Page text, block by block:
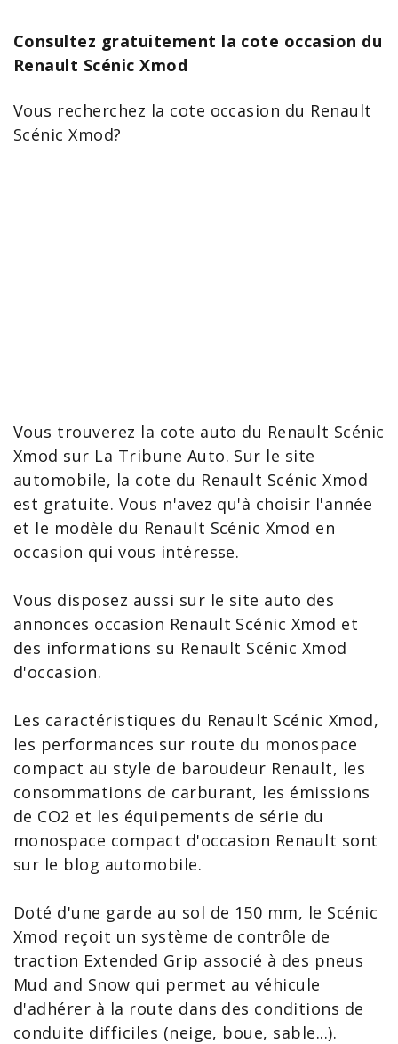
Consultez gratuitement la cote occasion du
Renault Scénic Xmod
Vous recherchez la cote occasion du Renault
Scénic Xmod?
Vous trouverez la cote auto du Renault Scénic
Xmod sur La Tribune Auto. Sur le site
automobile, la cote du Renault Scénic Xmod
est gratuite. Vous n'avez qu'à choisir l'année
et le modèle du Renault Scénic Xmod en
occasion qui vous intéresse.
Vous disposez aussi sur le site auto des
annonces occasion Renault Scénic Xmod et
des informations su Renault Scénic Xmod
d'occasion.
Les caractéristiques du Renault Scénic Xmod,
les performances sur route du monospace
compact au style de baroudeur Renault, les
consommations de carburant, les émissions
de CO2 et les équipements de série du
monospace compact d'occasion Renault sont
sur le blog automobile.
Doté d'une garde au sol de 150 mm, le Scénic
Xmod reçoit un système de contrôle de
traction Extended Grip associé à des pneus
Mud and Snow qui permet au véhicule
d'adhérer à la route dans des conditions de
conduite difficiles (neige, boue, sable...).